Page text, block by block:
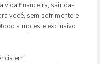
vida financeira, sair das
você, sem sofrimento e
simples e exclusivo
em